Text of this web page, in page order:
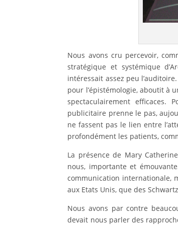
Nous avons cru percevoir,
stratégique et systémique
intéressait assez peu
pour l’épistémologie, aboutit à
spectaculairement efficaces.
publicitaire prenne le pas,
ne fassent pas le lien entre
profondément les patients,
La présence de Mary
nous, importante et
communication internationale,
aux Etats Unis, que des
Nous avons par contre
devait nous parler des